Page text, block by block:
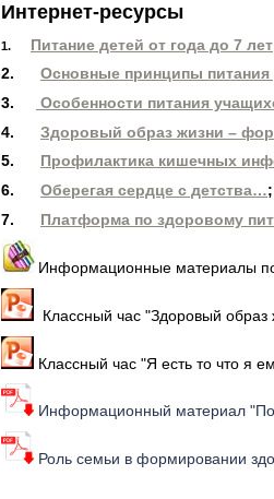
Интернет-ресурсы
1. Питание детей от года до 7 лет
2.
Основные принципы питания
3.
Особенности питания
4. Здоровый образ жизни –
5. Профилактика кишечных
6.
Оберегая сердце с детства…;
7. Платформа по здоровому
Информационные материалы
Классный час "Здоровый образ
Классный час "Я есть то что я
Информационный материал
Роль семьи в формировании